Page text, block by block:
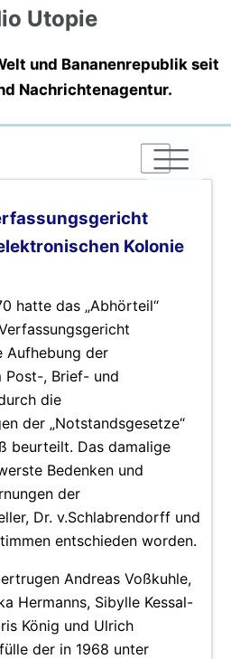
Utopie
und Bananenrepublik seit
Nachrichtenagentur.
|
|
|
Kolonie
hatte das „Abhörteil“
Aufhebung der
Post-, Brief- und
die
der „Notstandsgesetze“
beurteilt. Das damalige
Bedenken und
der
Dr. v.Schlabrendorff und
entschieden worden.
Andreas Voßkuhle,
Hermanns, Sibylle Kessal-
König und Ulrich
der in 1968 unter